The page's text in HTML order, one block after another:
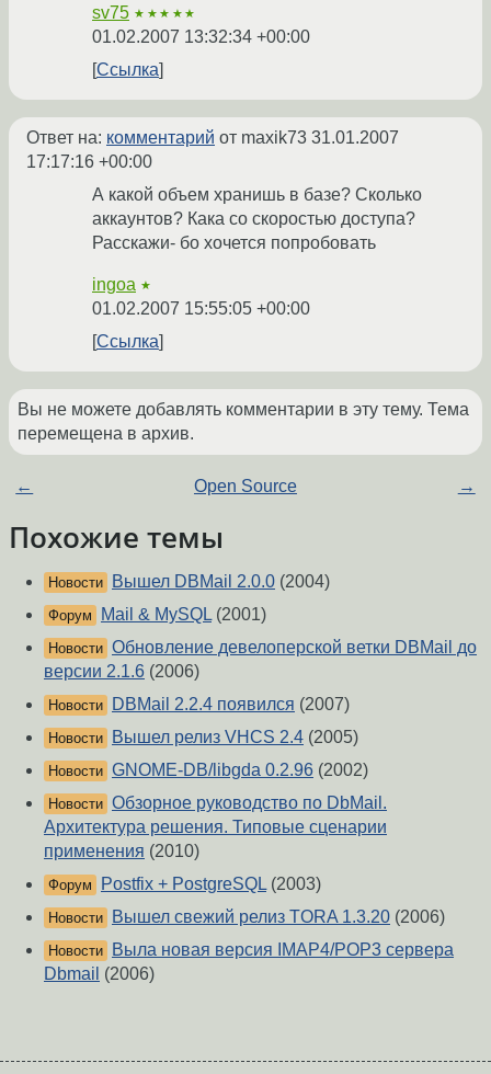
sv75 ★★★★★
01.02.2007 13:32:34 +00:00
Ссылка
Ответ на: комментарий от maxik73 31.01.2007
17:17:16 +00:00
А какой объем хранишь в базе? Сколько
аккаунтов? Кака со скоростью доступа?
Расскажи- бо хочется попробовать
ingoa ★
01.02.2007 15:55:05 +00:00
Ссылка
Вы не можете добавлять комментарии в эту тему. Тема
перемещена в архив.
← Open Source →
Похожие темы
Новости Вышел DBMail 2.0.0 (2004)
Форум Mail & MySQL (2001)
Новости Обновление девелоперской ветки DBMail до
версии 2.1.6 (2006)
Новости DBMail 2.2.4 появился (2007)
Новости Вышел релиз VHCS 2.4 (2005)
Новости GNOME-DB/libgda 0.2.96 (2002)
Новости Обзорное руководство по DbMail.
Архитектура решения. Типовые сценарии
применения (2010)
Форум Postfix + PostgreSQL (2003)
Новости Вышел свежий релиз TORA 1.3.20 (2006)
Новости
Выла новая версия IMAP4/POP3 сервера
Dbmail (2006)